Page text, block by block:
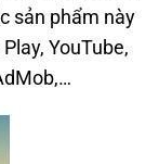
sản phẩm này
YouTube,